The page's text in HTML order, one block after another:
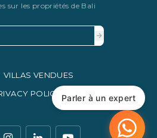
sur les propriétés de Bali
VILLAS VENDUES
POLICY Parler à un expert